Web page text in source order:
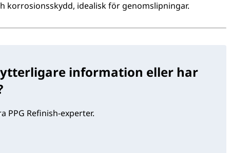
korrosionsskydd, idealisk för genomslipningar.
ytterligare information eller har
PPG Refinish-experter.